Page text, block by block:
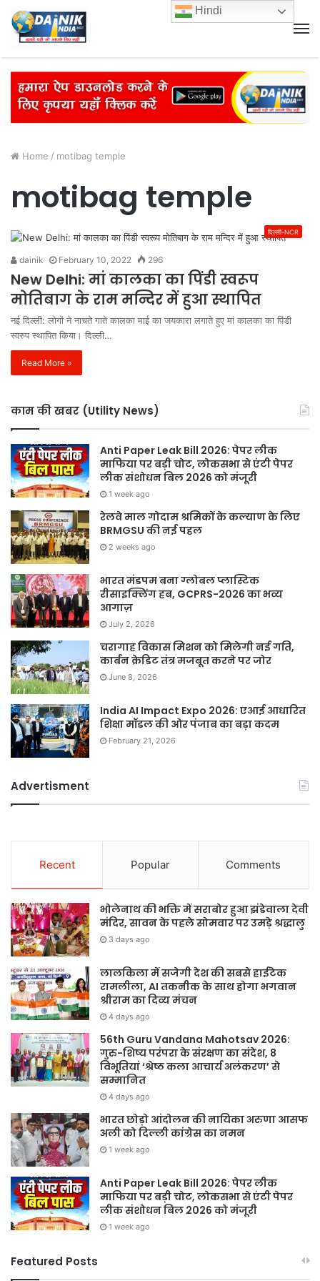
Home / motibag temple
motibag temple
दिल्ली-NCR
dainik February 10, 2022 296
New Delhi: मां कालका का पिंडी स्वरूप
मोतिबाग के राम मन्दिर में हुआ स्थापित
नई दिल्ली: लोगों ने नाचते गाते कालका माई का जयकारा लगाते हुए मां कालका का पिंडी
स्वरुप स्थापित किया। दिल्ली…
Read More »
काम की खबर (Utility News)
Anti Paper Leak Bill 2026: पेपर लीक
माफिया पर बड़ी चोट, लोकसभा से एंटी पेपर
लीक संशोधन बिल 2026 को मंजूरी
1 week ago
रेलवे माल गोदाम श्रमिकों के कल्याण के लिए
BRMGSU की नई पहल
2 weeks ago
भारत मंडपम बना ग्लोबल प्लास्टिक
रीसाइक्लिंग हब, GCPRS-2026 का भव्य
आगाज़
July 2, 2026
चरागाह विकास मिशन को मिलेगी नई गति,
कार्बन क्रेडिट तंत्र मजबूत करने पर जोर
June 8, 2026
India AI Impact Expo 2026: एआई आधारित
शिक्षा मॉडल की ओर पंजाब का बड़ा कदम
February 21, 2026
Advertisment
Recent Popular Comments
भोलेनाथ की भक्ति में सराबोर हुआ झंडेवाला देवी
मंदिर, सावन के पहले सोमवार पर उमड़े श्रद्धालु
3 days ago
लालकिला में सजेगी देश की सबसे हाईटेक
रामलीला, AI तकनीक के साथ होगा भगवान
श्रीराम का दिव्य मंचन
4 days ago
56th Guru Vandana Mahotsav 2026:
गुरु-शिष्य परंपरा के संरक्षण का संदेश, 8
विभूतियां ‘श्रेष्ठ कला आचार्य अलंकरण’ से
सम्मानित
4 days ago
भारत छोड़ो आंदोलन की नायिका अरुणा आसफ
अली को दिल्ली कांग्रेस का नमन
1 week ago
Anti Paper Leak Bill 2026: पेपर लीक
माफिया पर बड़ी चोट, लोकसभा से एंटी पेपर
लीक संशोधन बिल 2026 को मंजूरी
1 week ago
Featured Posts
Hindi